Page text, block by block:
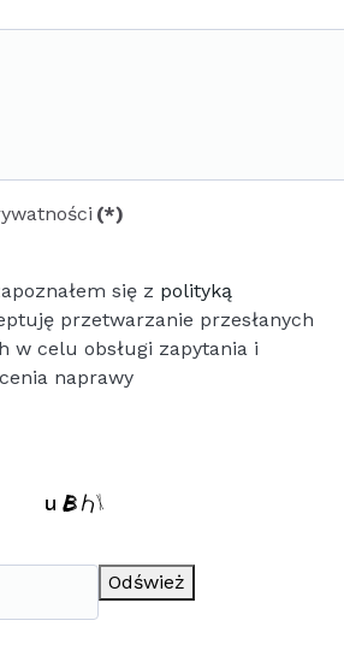
(*)
się z polityką
przetwarzanie przesłanych
w celu obsługi zapytania i
naprawy
Odśwież